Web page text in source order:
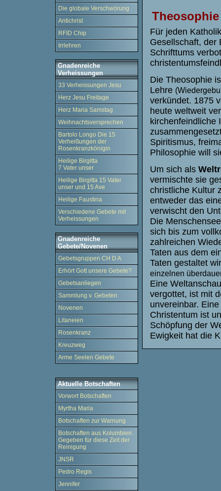
Die globale Verschwörung
Antichrist
RFID Chip
Irrlehren
Gnadenreiche
Verheissungen
33 Verheissungen Jesu
Herz Jesu Freitage
Herz Maria Samstag
Weihnachtsversprechen
Bartolo Longo Die 15
Verheißungen der
Rosenkranzkönigin
Heilige Birgitta
7 Vater unser
Heilige Birgitta 15 Vater
unser und 15 Ave
Heilige Faustina
Verschiedene Gebete mit
Verheissungen
Gnadenreiche
Gebete/Novenen
Gebetsgruppen CH D A
Erhört Gott unsere Gebete?
Gebetsanliegen
Sammlung v. Gebeten
Novenen
Litaneien
Rosenkranz
Kreuzweg
Arme Seelen Gebete
Aktuelle Botschaften
Vorwort Botschaften
Myrtha Maria
Botschaften zur Warnung
Botschaften aus Kolumbien.
Gegeben für diese Zeit der
Reinigung
JNSR
Pedro Regis
Jennifer
Für jeden
Gesellschaft, der
Schrifttums
Die Theosophie
Lehre
verkündet. 1875
heute weltweit
kirchenfeindliche
Spiritismus,
Philosophie will
Um sich als
vermischte sie
christliche Kultur
entweder das
verwischt den
Die
sich bis zum
zahlreichen
Taten aus dem
Taten gestaltet
einzelnen
Eine
vergottet, ist mit
unvereinbar.
Christentum ist
Schöpfung der
Ewigkeit hat die